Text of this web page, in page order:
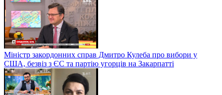
Міністр закордонних справ Дмитро Кулеба про вибори у
США, безвіз з ЄС та партію угорців на Закарпатті